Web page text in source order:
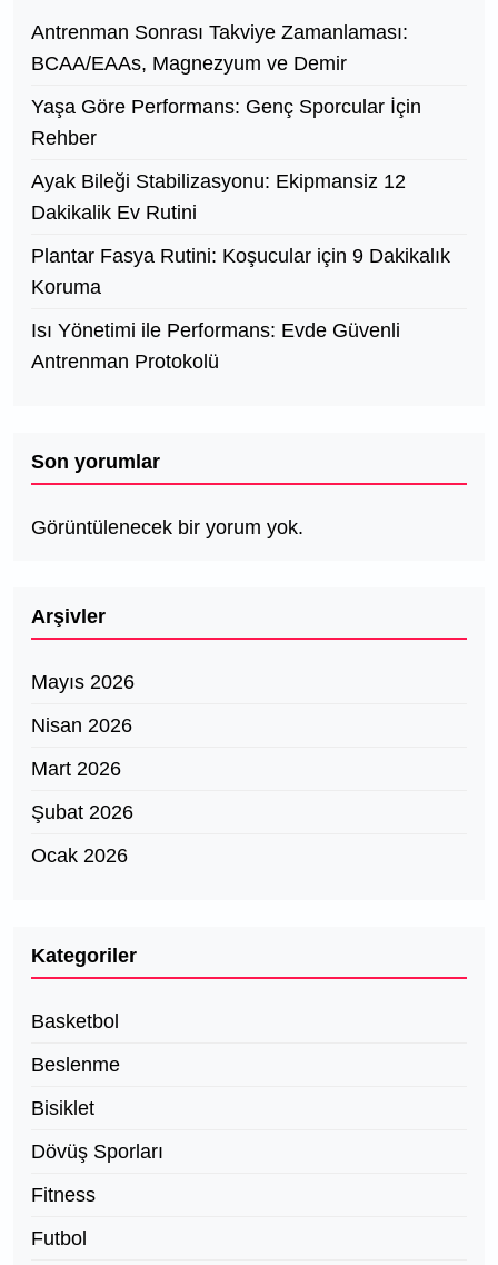
Antrenman Sonrası Takviye Zamanlaması:
BCAA/EAAs, Magnezyum ve Demir
Yaşa Göre Performans: Genç Sporcular İçin
Rehber
Ayak Bileği Stabilizasyonu: Ekipmansiz 12
Dakikalik Ev Rutini
Plantar Fasya Rutini: Koşucular için 9 Dakikalık
Koruma
Isı Yönetimi ile Performans: Evde Güvenli
Antrenman Protokolü
Son yorumlar
Görüntülenecek bir yorum yok.
Arşivler
Mayıs 2026
Nisan 2026
Mart 2026
Şubat 2026
Ocak 2026
Kategoriler
Basketbol
Beslenme
Bisiklet
Dövüş Sporları
Fitness
Futbol